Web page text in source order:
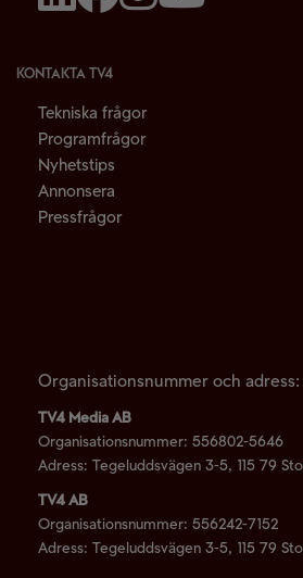
KONTAKTA TV4
Tekniska frågor
Programfrågor
Nyhetstips
Annonsera
Pressfrågor
Organisationsnummer och adress:
TV4 Media AB
Organisationsnummer: 556802-5646
Adress: Tegeluddsvägen 3-5, 115 79
TV4 AB
Organisationsnummer: 556242-7152
Adress: Tegeluddsvägen 3-5, 115 79